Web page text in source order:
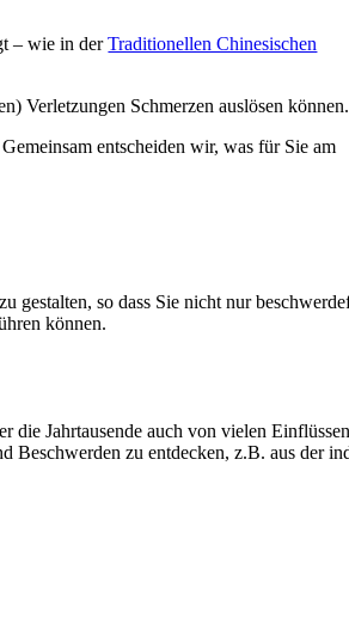
– wie in derTraditionellen Chinesischen
Verletzungen Schmerzen auslösen können.
entscheiden wir, was für Sie am
gestalten, so dass Sie nicht nur
können.
die Jahrtausende auch von vielen
Beschwerden zu entdecken, z.B. aus der